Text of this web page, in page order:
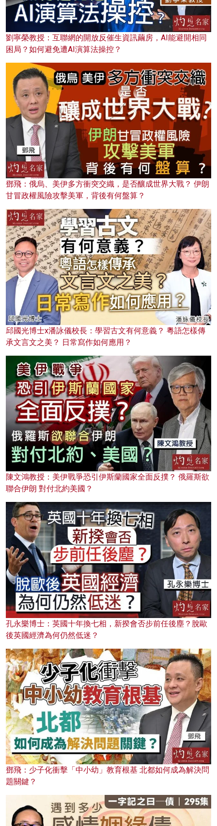
劉寧榮教授：互聯網的開放反催生資訊繭房，AI能避開相同
困局？如何避免遭AI演算法操控？
鄧飛：俄烏、美伊多方衝突交織，是否釀成世界大戰？ 伊朗
甘冒政權風險攻擊美軍，背後有何盤算？
邱國光博士x潘詠儀校長：學習古文有何意義？ 粵語怎樣傳
承文言文之美？ 日常寫作如何應用？
陳文鴻教授：美伊戰爭恐引伊斯蘭國家全面反撲？ 俄羅斯欲
聯合伊朗 對付北約美國？
孔永樂博士：英國十年換七相，新揆會否步前任後塵？脫歐
後英國經濟為何仍然低迷？
鄧飛：少子化衝擊「中小幼」教育根基 北都如何成為解決問
題關鍵？